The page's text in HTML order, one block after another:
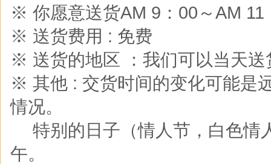
※ 你愿意送货AM 9：00～AM
※ 送货费用 : 免费
※ 送货的地区 ：我们可以当天
※ 其他 : 交货时间的变化可能是
情况。
※特别的日子（情人节，白色情
午。